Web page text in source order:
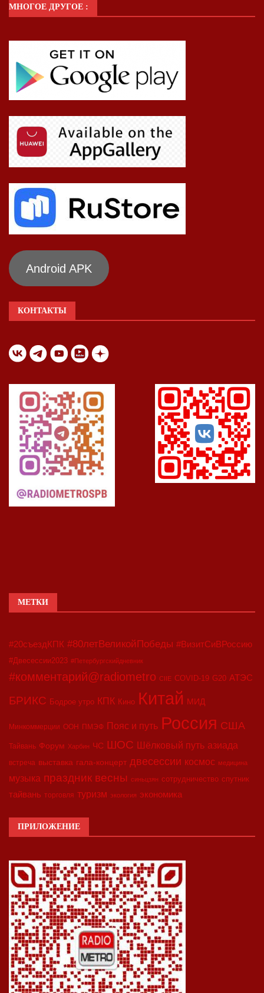
МНОГОЕ ДРУГОЕ :
Android APK
КОНТАКТЫ
МЕТКИ
#20съездКПК #80летВеликойПобеды #ВизитСиВРоссию
#Двесессии2023 #Петербургскийдневник
#комментарий@radiometro CIIE COVID-19 G20 АТЭС
БРИКС Бодрое утро КПК Кино Китай МИД
Минкоммерции ООН ПМЭФ Пояс и путь Россия США
Тайвань Форум Харбин ЧС ШОС Шёлковый путь азиада
встреча выставка гала-концерт двесессии космос медицина
музыка праздник весны синьцзян сотрудничество спутник
тайвань торговля туризм экология экономика
ПРИЛОЖЕНИЕ